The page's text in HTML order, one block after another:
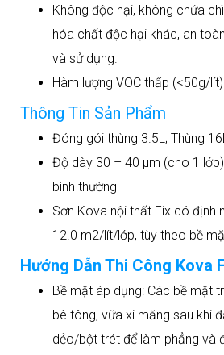
Không độc hại, không chứa
hóa chất độc hại khác, an
và sử dụng.
Hàm lượng VOC thấp (<50g/
Thông Tin Sản Phẩm
Đóng gói thùng 3.5L; Thùng
Độ dày 30 – 40 µm (cho 1
bình thường
Sơn Kova nội thất Fix có định
12.0 m2/lít/lớp, tùy theo bề
Hướng Dẫn Thi Công Kova
Bề mặt áp dụng: Các bề mặt
bê tông, vữa xi măng sau khi
dẻo/bột trét để làm phẳng và